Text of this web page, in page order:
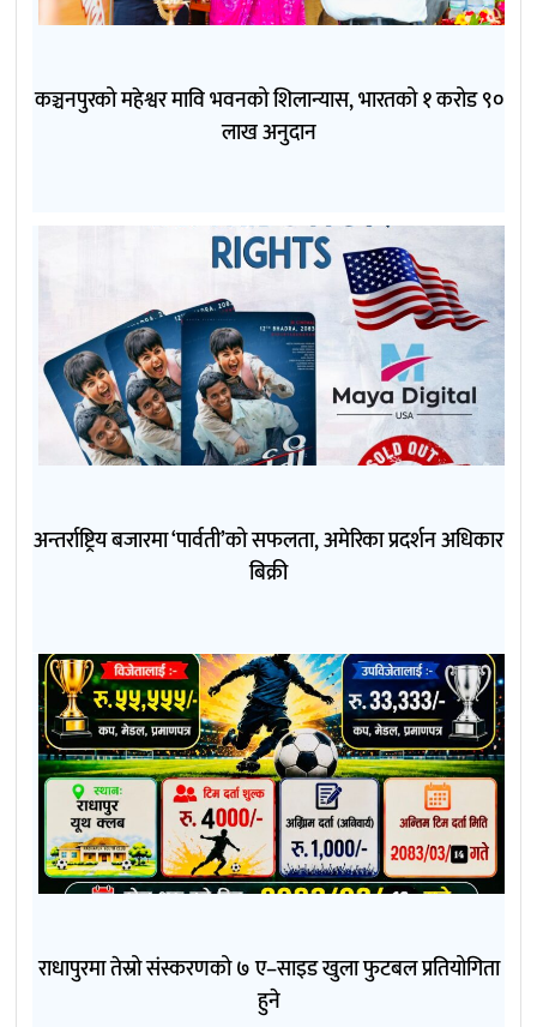
कञ्चनपुरको महेश्वर मावि भवनको शिलान्यास, भारतको १ करोड ९०
लाख अनुदान
अन्तर्राष्ट्रिय बजारमा ‘पार्वती’को सफलता, अमेरिका प्रदर्शन अधिकार
बिक्री
राधापुरमा तेस्रो संस्करणको ७ ए–साइड खुला फुटबल प्रतियोगिता
हुने